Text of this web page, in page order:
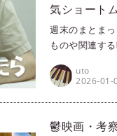
気ショート
ズ【週末シ
週末のまとま
ものや関連す
きる映画・ド
すめをピック
が、設定がお
します。
uto
2026-01-
鬱映画・考